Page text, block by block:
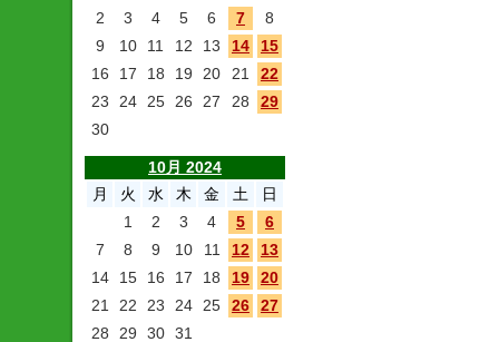
2
3 4 5 6 7
8
9
10 11 12 13 14
15
16
17 18 19 20 21
22
23
24 25 26 27 28
29
30
10月 2024
月
火 水 木 金 土
日
1
2 3 4 5
6
7
8 9 10 11 12
13
14
15 16 17 18 19
20
21
22 23 24 25 26
27
28
29 30 31